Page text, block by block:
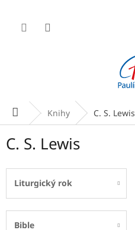
obsah
Domů Knihy C. S. Lewis
C. S. Lewis
Liturgický rok
Bible